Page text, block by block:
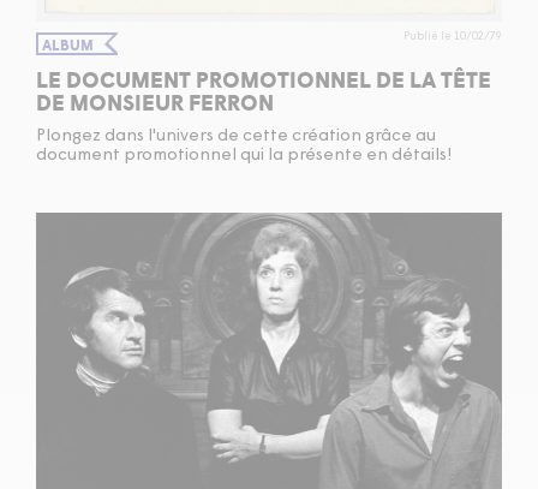
ALBUM Publié le 10/02/79
LE DOCUMENT PROMOTIONNEL DE LA TÊTE
DE MONSIEUR FERRON
Plongez dans l'univers de cette création grâce au
document promotionnel qui la présente en détails!